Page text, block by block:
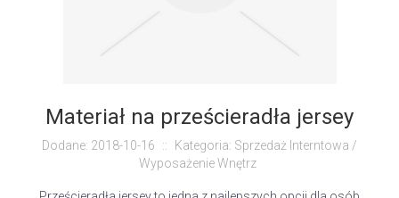
Materiał na prześcieradła jersey
Dodane: 2018-10-16 ::
Kategoria: Sprzedaż Interntowa /
Wyposażenie Wnętrz